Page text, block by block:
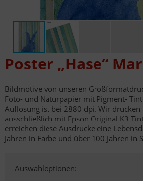
Poster „Hase“
Bildmotive von unseren
Foto- und Naturpapier mit Pigment-
Auflösung ist bei 2880 dpi. Wir drucken
ausschließlich mit Epson Original K3
erreichen diese Ausdrucke eine
Jahren in Farbe und über 100 Jahren in
Auswahloptionen: